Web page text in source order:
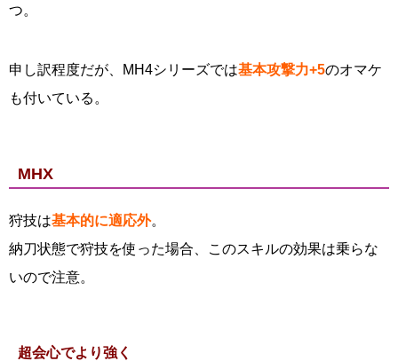
つ。
申し訳程度だが、MH4シリーズでは基本攻撃力+5のオマケ
も付いている。
MHX
狩技は基本的に適応外。
納刀状態で狩技を使った場合、このスキルの効果は乗らな
いので注意。
超会心でより強く